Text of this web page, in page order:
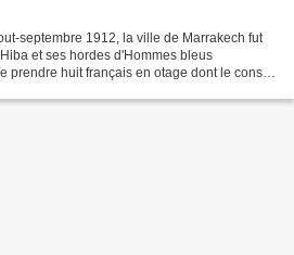
septembre 1912, la ville de Marrakech fut
et ses hordes d'Hommes bleus
prendre huit français en otage dont le consul